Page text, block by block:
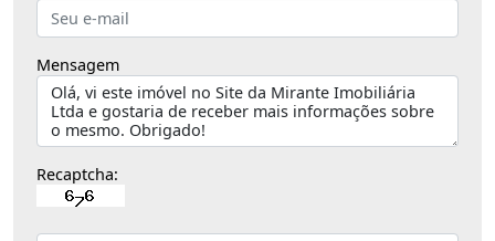
Mensagem
Recaptcha: